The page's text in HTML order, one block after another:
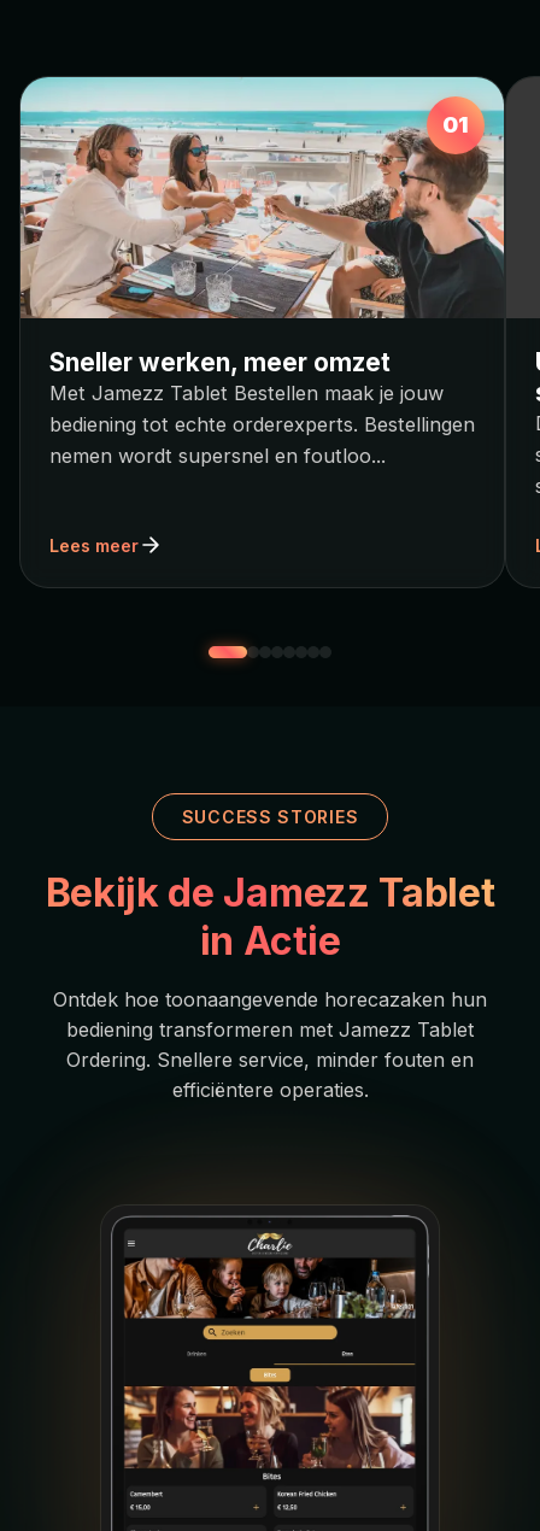
01
Sneller werken, meer omzet
Met Jamezz Tablet Bestellen maak je jouw
bediening tot echte orderexperts. Bestellingen
nemen wordt supersnel en foutloo...
Lees meer
SUCCESS STORIES
Bekijk de Jamezz Tablet
in Actie
Ontdek hoe toonaangevende horecazaken hun
bediening transformeren met Jamezz Tablet
Ordering. Snellere service, minder fouten en
efficiëntere operaties.